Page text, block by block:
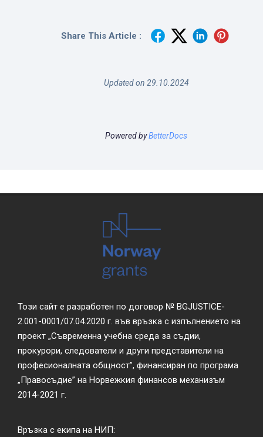
Share This Article :
Updated on 29.10.2024
Powered byBetterDocs
Този сайт е разработен по договор № BGJUSTICE-
2.001-0001/07.04.2020 г. във връзка с изпълнението на
проект „Съвременна учебна среда за съдии,
прокурори, следователи и други представители на
професионалната общност”, финансиран по програма
„Правосъдие” на Норвежкия финансов механизъм
2014-2021 г.
Връзка с екипа на НИП: